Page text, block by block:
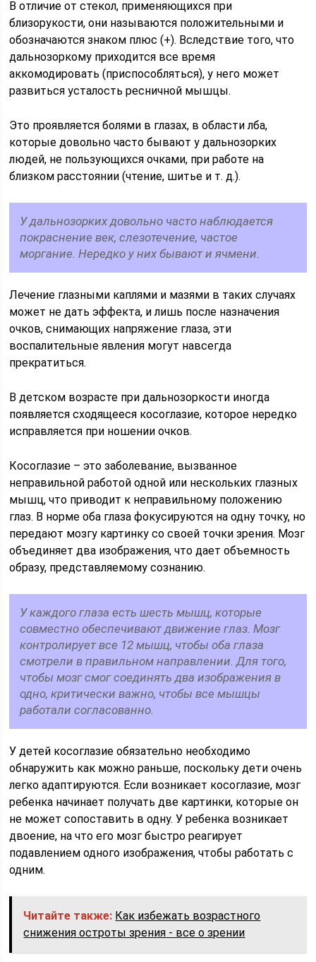
В отличие от стекол, применяющихся при
близорукости, они называются положительными и
обозначаются знаком плюс (+). Вследствие того, что
дальнозоркому приходится все время
аккомодировать (приспособляться), у него может
развиться усталость ресничной мышцы.
Это проявляется болями в глазах, в области лба,
которые довольно часто бывают у дальнозорких
людей, не пользующихся очками, при работе на
близком расстоянии (чтение, шитье и т. д.).
У дальнозорких довольно часто наблюдается
покраснение век, слезотечение, частое
моргание. Нередко у них бывают и ячмени.
Лечение глазными каплями и мазями в таких случаях
может не дать эффекта, и лишь после назначения
очков, снимающих напряжение глаза, эти
воспалительные явления могут навсегда
прекратиться.
В детском возрасте при дальнозоркости иногда
появляется сходящееся косоглазие, которое нередко
исправляется при ношении очков.
Косоглазие – это заболевание, вызванное
неправильной работой одной или нескольких глазных
мышц, что приводит к неправильному положению
глаз. В норме оба глаза фокусируются на одну точку, но
передают мозгу картинку со своей точки зрения. Мозг
объединяет два изображения, что дает объемность
образу, представляемому сознанию.
У каждого глаза есть шесть мышц, которые
совместно обеспечивают движение глаз. Мозг
контролирует все 12 мышц, чтобы оба глаза
смотрели в правильном направлении. Для того,
чтобы мозг смог соединять два изображения в
одно, критически важно, чтобы все мышцы
работали согласованно.
У детей косоглазие обязательно необходимо
обнаружить как можно раньше, поскольку дети очень
легко адаптируются. Если возникает косоглазие, мозг
ребенка начинает получать две картинки, которые он
не может сопоставить в одну. У ребенка возникает
двоение, на что его мозг быстро реагирует
подавлением одного изображения, чтобы работать с
одним.
Читайте также: Как избежать возрастного
снижения остроты зрения - все о зрении